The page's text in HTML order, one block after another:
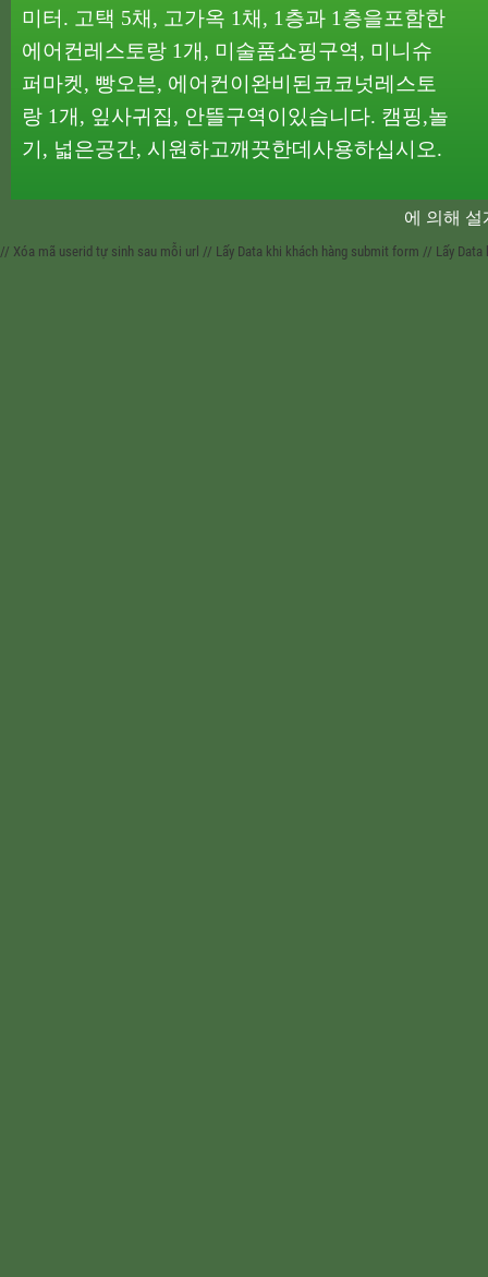
미터 . 고택 5채 , 고가옥 1 채 , 1 층과1 층을포함한
에어컨레스토랑1 개 , 미술품쇼핑구역, 미니 슈
퍼마켓, 빵오븐, 에어컨이 완비된 코코넛레스토
랑1 개 , 잎사귀 집, 안뜰구역이 있습니다. 캠핑,놀
기 , 넓은공간, 시원하고깨끗한데 사용하십시오.
에 의해 설
// Xóa mã userid tự sinh sau mỗi url // Lấy Data khi khách hàng submit form // Lấy Data